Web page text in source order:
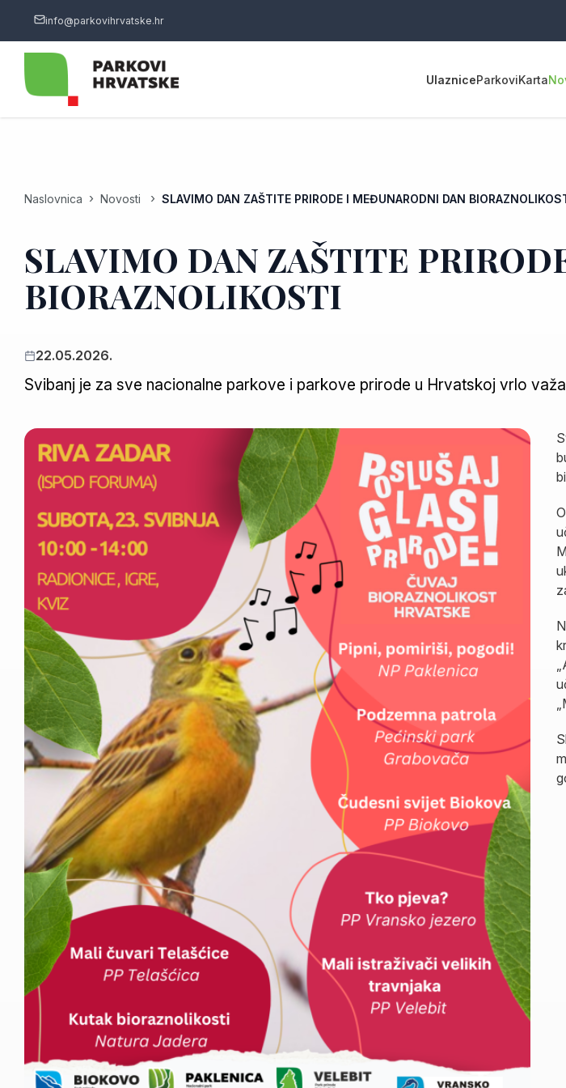
info@parkovihrvatske.hr
UlazniceParkoviKarta
Naslovnica Novosti SLAVIMO DAN ZAŠTITE PRIRODE I MEĐUNARODNI DAN
SLAVIMO DAN ZAŠTITE
BIORAZNOLIKOSTI
22.05.2026.
Svibanj je za sve nacionalne parkove i parkove prirode u Hrvatskoj vrlo